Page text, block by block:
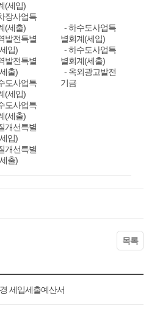
(세입)
장사업특
(세출)
발전특별
입)
발전특별
출)
도사업특
(세입)
도사업특
(세출)
개선특별
입)
개선특별
출)
-하수도사업특
별회계(세입)
-하수도사업특
별회계(세출)
- 옥외광고발전
기금
목록
세입세출예산서